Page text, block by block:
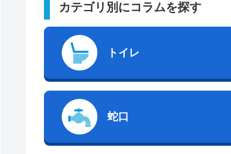
カテゴリ別にコラムを探す
トイレ
蛇口